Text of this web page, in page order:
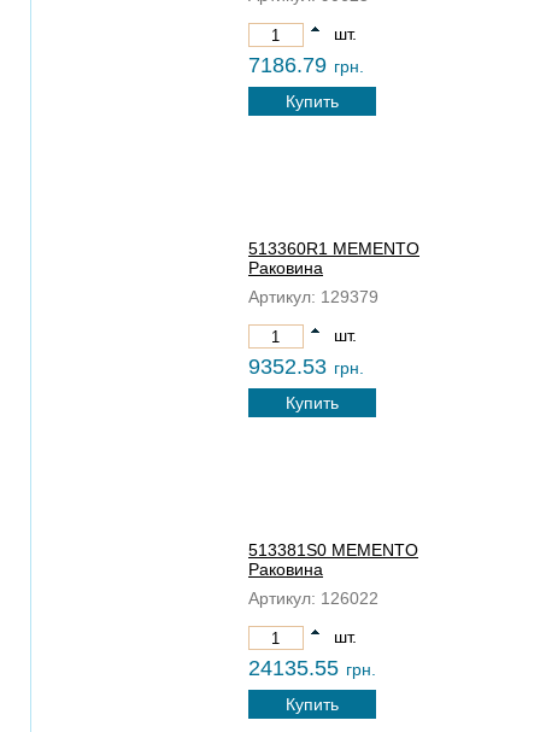
шт.
7186.79 грн.
Купить
513360R1 MEMENTO
Раковина
Артикул: 129379
шт.
9352.53 грн.
Купить
513381S0 MEMENTO
Раковина
Артикул: 126022
шт.
24135.55 грн.
Купить